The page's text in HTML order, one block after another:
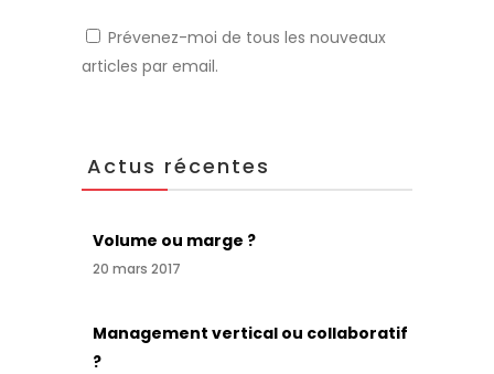
Prévenez-moi de tous les nouveaux
articles par email.
Actus récentes
Volume ou marge ?
20 mars 2017
Management vertical ou collaboratif
?